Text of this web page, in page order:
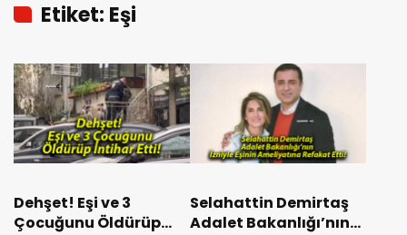
Etiket: Eşi
Dehşet! Eşi ve 3
Çocuğunu Öldürüp
Selahattin Demirtaş
Adalet Bakanlığı’nın